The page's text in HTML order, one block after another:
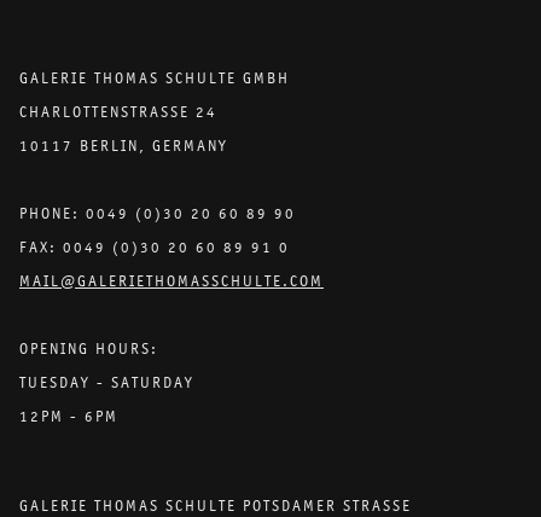
GALERIE THOMAS SCHULTE GMBH
CHARLOTTENSTRASSE 24
10117 BERLIN, GERMANY
PHONE: 0049 (0)30 20 60 89 90
FAX: 0049 (0)30 20 60 89 91 0
MAIL@GALERIETHOMASSCHULTE.COM
OPENING HOURS:
TUESDAY - SATURDAY
12PM - 6PM
GALERIE THOMAS SCHULTE POTSDAMER STRASSE